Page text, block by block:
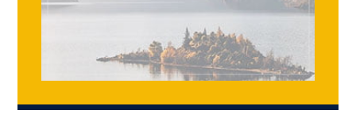
تواصل معنا اليوم وسنساعدك على البدء.